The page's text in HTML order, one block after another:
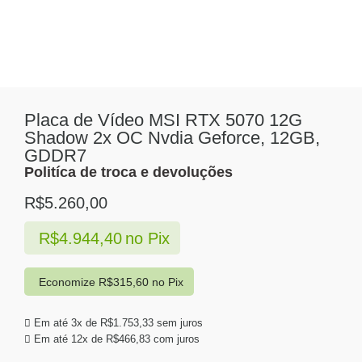
Placa de Vídeo MSI RTX 5070 12G
Shadow 2x OC Nvdia Geforce, 12GB,
GDDR7
Politíca de troca e devoluções
R$5.260,00
Em até 3x de R$1.753,33 sem juros
Em até 12x de R$466,83 com juros
R$4.944,40 no Pix
Economize R$315,60no Pix